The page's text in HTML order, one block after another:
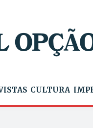
CULTURA